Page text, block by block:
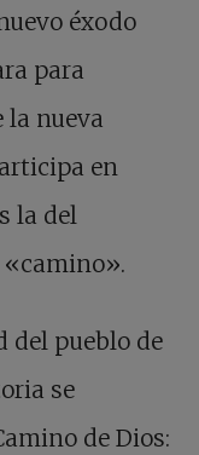
éxodo
para
nueva
en
la del
«camino».
del pueblo de
se
de Dios: